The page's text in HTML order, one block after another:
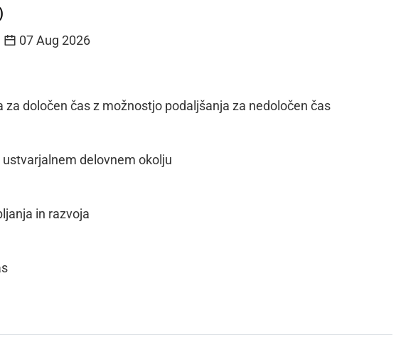
07 Aug 2026
za določen čas z možnostjo podaljšanja za nedoločen čas
ustvarjalnem delovnem okolju
in razvoja